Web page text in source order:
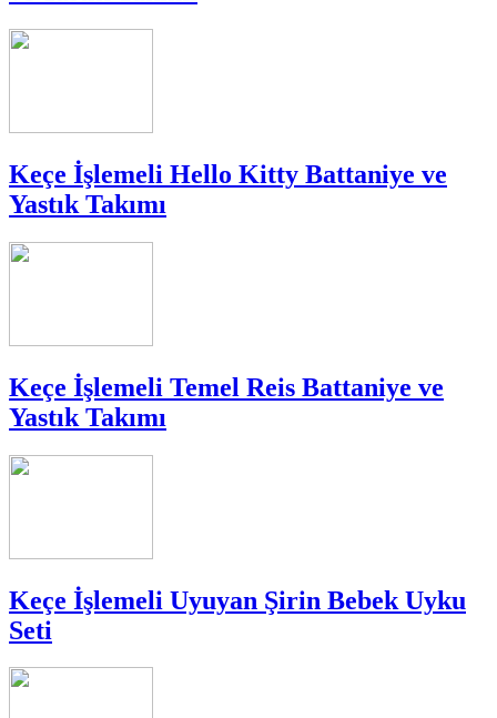
Keçe İşlemeli Hello Kitty Battaniye ve
Yastık Takımı
Keçe İşlemeli Temel Reis Battaniye ve
Yastık Takımı
Keçe İşlemeli Uyuyan Şirin Bebek Uyku
Seti